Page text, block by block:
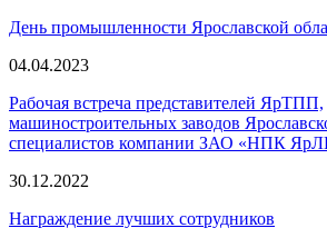
День промышленности Ярославской
04.04.2023
Рабочая встреча представителей ЯрТПП,
машиностроительных заводов
специалистов компании ЗАО «НПК
30.12.2022
Награждение лучших сотрудников